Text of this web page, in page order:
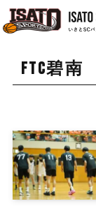
FTC碧南